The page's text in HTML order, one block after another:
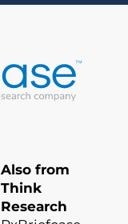
Also from
Think
Research